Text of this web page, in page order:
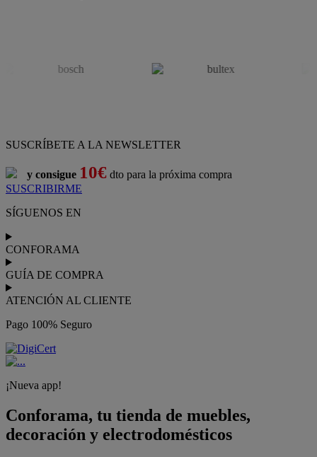
SUSCRÍBETE A LA NEWSLETTER
y consigue 10€ dto para la próxima compra
SUSCRIBIRME
SÍGUENOS EN
CONFORAMA
GUÍA DE COMPRA
ATENCIÓN AL CLIENTE
Pago 100% Seguro
¡Nueva app!
Conforama, tu tienda de muebles,
decoración y electrodomésticos